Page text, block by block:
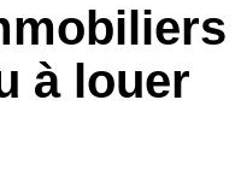
à louer